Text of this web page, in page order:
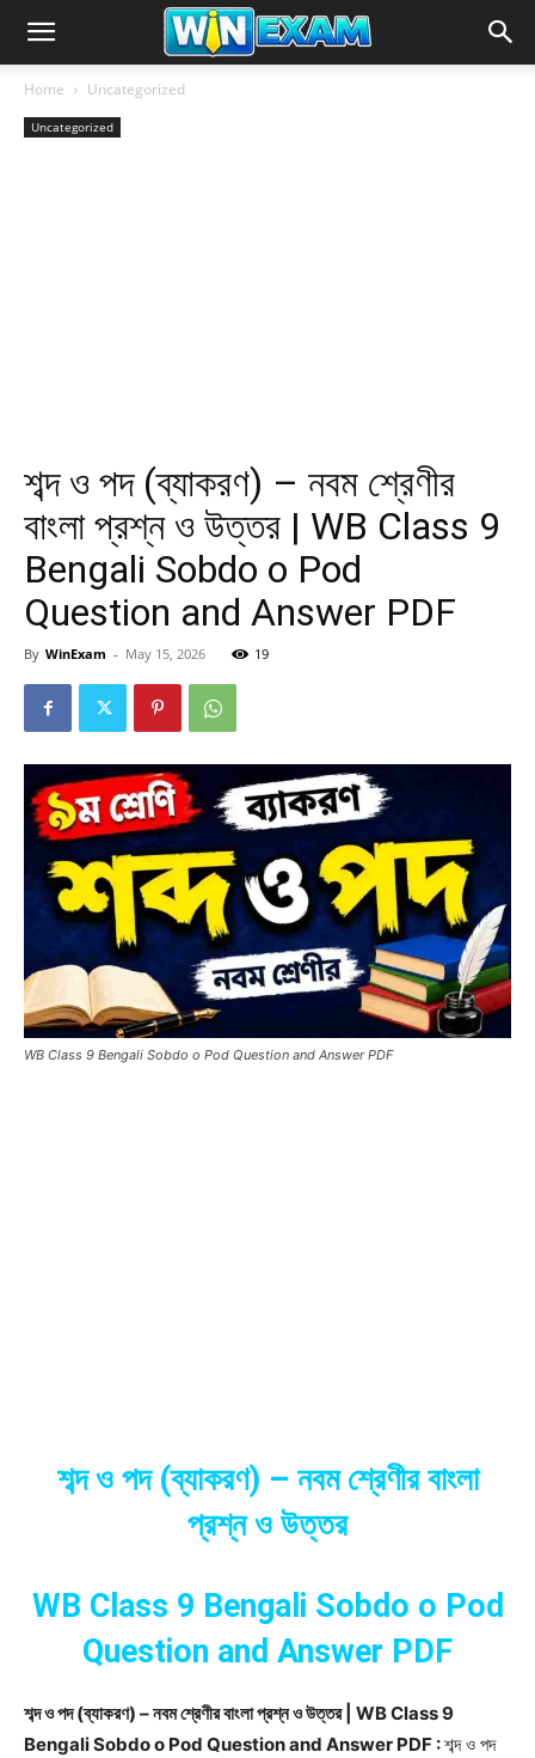
Home Uncategorized
Uncategorized
শব্দ ও পদ (ব্যাকরণ) – নবম শ্রেণীর
বাংলা প্রশ্ন ও উত্তর | WB Class 9
Bengali Sobdo o Pod
Question and Answer PDF
By WinExam - May 15, 2026 19
WB Class 9 Bengali Sobdo o Pod Question and Answer PDF
শব্দ ও পদ (ব্যাকরণ) – নবম শ্রেণীর বাংলা
প্রশ্ন ও উত্তর
WB Class 9 Bengali Sobdo o Pod
Question and Answer PDF
শব্দ ও পদ (ব্যাকরণ) – নবম শ্রেণীর বাংলা প্রশ্ন ও উত্তর | WB Class 9
Bengali Sobdo o Pod Question and Answer PDF :শব্দ ও পদ